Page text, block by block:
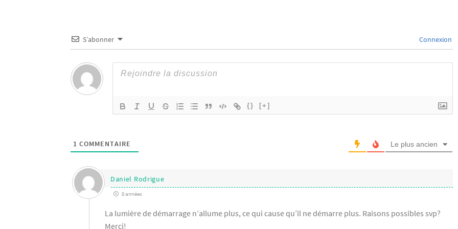
S’abonner Connexion
{} [+]
1 COMMENTAIRE Le plus ancien
Daniel Rodrigue
8 années
La lumière de démarrage n’allume plus, ce qui cause qu’il ne démarre plus. Raisons possibles svp?
Merci!